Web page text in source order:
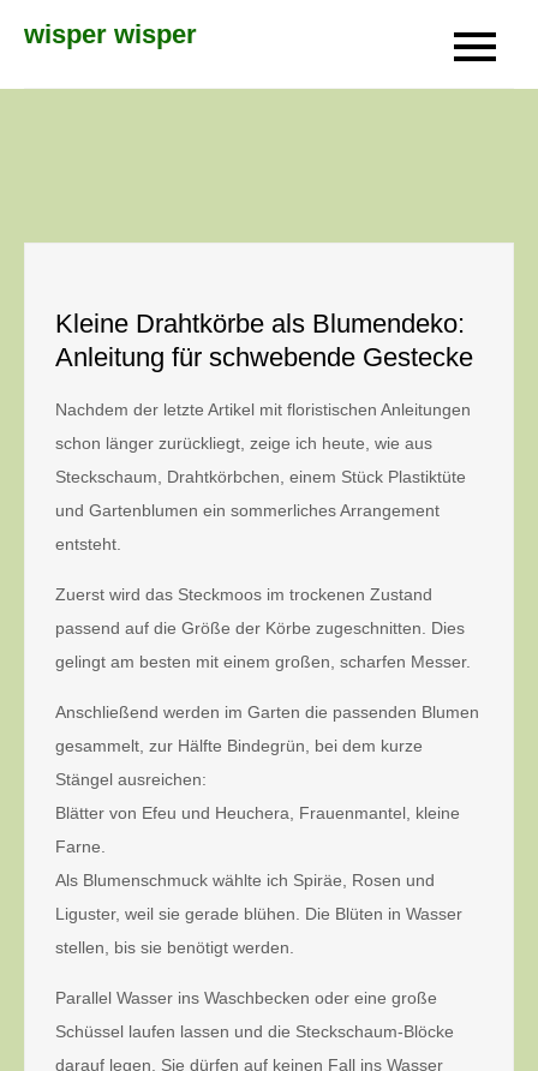
wisper wisper
Kleine Drahtkörbe als Blumendeko:
Anleitung für schwebende Gestecke
Nachdem der letzte Artikel mit floristischen Anleitungen
schon länger zurückliegt, zeige ich heute, wie aus
Steckschaum, Drahtkörbchen, einem Stück Plastiktüte
und Gartenblumen ein sommerliches Arrangement
entsteht.
Zuerst wird das Steckmoos im trockenen Zustand
passend auf die Größe der Körbe zugeschnitten. Dies
gelingt am besten mit einem großen, scharfen Messer.
Anschließend werden im Garten die passenden Blumen
gesammelt, zur Hälfte Bindegrün, bei dem kurze
Stängel ausreichen:
Blätter von Efeu und Heuchera, Frauenmantel, kleine
Farne.
Als Blumenschmuck wählte ich Spiräe, Rosen und
Liguster, weil sie gerade blühen. Die Blüten in Wasser
stellen, bis sie benötigt werden.
Parallel Wasser ins Waschbecken oder eine große
Schüssel laufen lassen und die Steckschaum-Blöcke
darauf legen. Sie dürfen auf keinen Fall ins Wasser